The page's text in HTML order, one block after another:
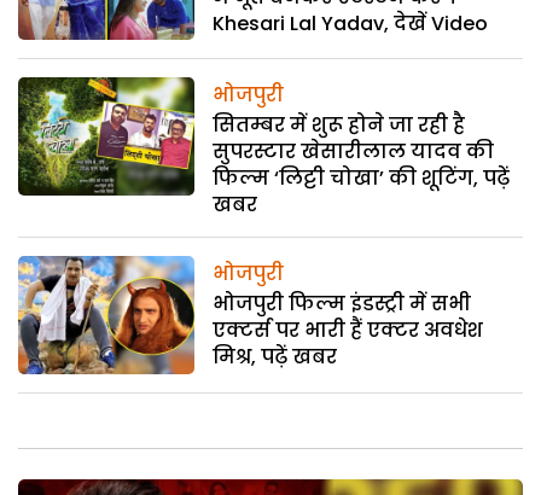
Khesari Lal Yadav, देखें Video
भोजपुरी
सितम्बर में शुरू होने जा रही है
सुपरस्टार खेसारीलाल यादव की
फिल्म ‘लिट्टी चोखा’ की शूटिंग, पढ़ें
खबर
भोजपुरी
भोजपुरी फिल्म इंडस्ट्री में सभी
एक्टर्स पर भारी हैं एक्टर अवधेश
मिश्र, पढ़ें खबर